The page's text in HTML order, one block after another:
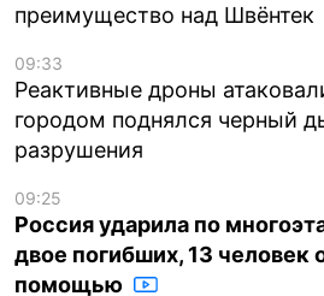
преимущество над Швёнтек
09:33
Реактивные дроны
городом поднялся черный
разрушения
09:25
Россия ударила по
двое погибших, 13 человек
помощью